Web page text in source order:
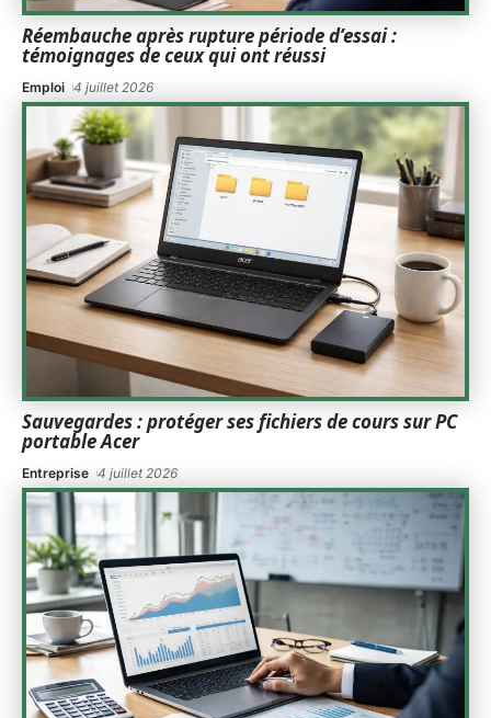
Réembauche après rupture période d’essai :
témoignages de ceux qui ont réussi
Emploi 4 juillet 2026
Sauvegardes : protéger ses fichiers de cours sur PC
portable Acer
Entreprise 4 juillet 2026